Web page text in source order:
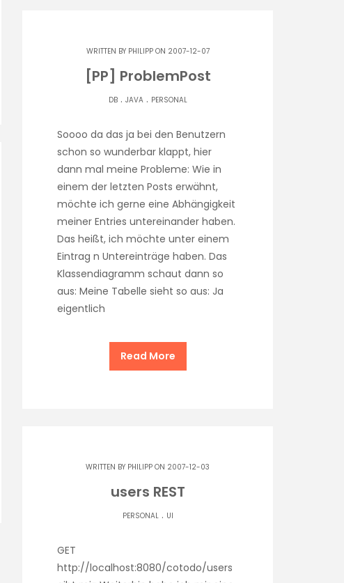
WRITTEN BY PHILIPPON 2007-12-07
[PP] ProblemPost
DB. JAVA. PERSONAL
Soooo da das ja bei den Benutzern
schon so wunderbar klappt, hier
dann mal meine Probleme: Wie in
einem der letzten Posts erwähnt,
möchte ich gerne eine Abhängigkeit
meiner Entries untereinander haben.
Das heißt, ich möchte unter einem
Eintrag n Untereinträge haben. Das
Klassendiagramm schaut dann so
aus: Meine Tabelle sieht so aus: Ja
eigentlich
Read More
WRITTEN BY PHILIPP ON 2007-12-03
users REST
PERSONAL. UI
GET
http://localhost:8080/cotodo/users